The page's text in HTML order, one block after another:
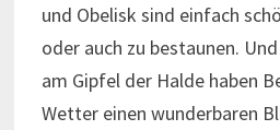
und Obelisk sind einfach
oder auch zu bestaunen.
am Gipfel der Halde haben
Wetter einen wunderbaren